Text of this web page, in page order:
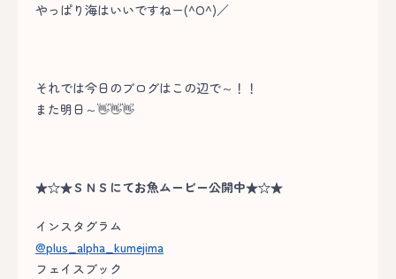
やっぱり海はいいですねー(^O^)／
それでは今日のブログはこの辺で～！！
また明日～👋👋👋
★☆★ＳＮＳにてお魚ムービー公開中★☆★
インスタグラム
@plus_alpha_kumejima
フェイスブック